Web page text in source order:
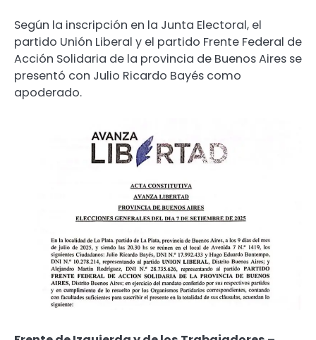
Según la inscripción en la Junta Electoral, el
partido Unión Liberal y el partido Frente Federal de
Acción Solidaria de la provincia de Buenos Aires se
presentó con Julio Ricardo Bayés como
apoderado.